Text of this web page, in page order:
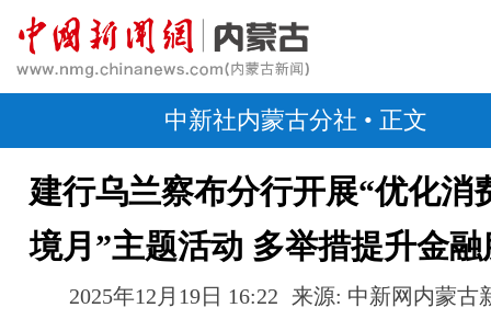
中新社内蒙古分社 • 正文
建行乌兰察布分行开展“优化消
境月”主题活动 多举措提升金融
2025年12月19日 16:22 来源: 中新网内蒙古